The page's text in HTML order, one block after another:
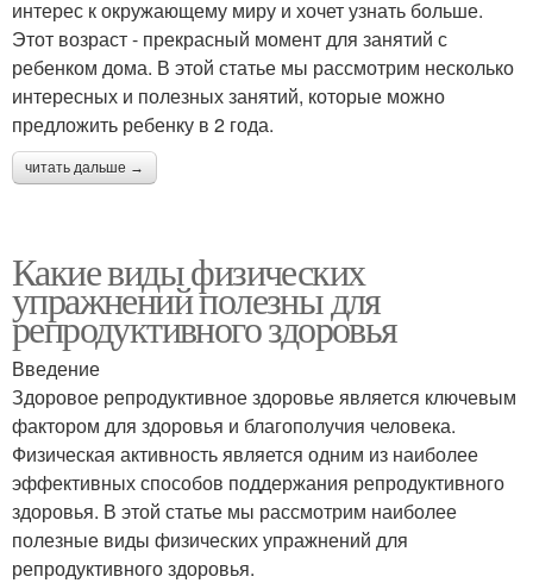
интерес к окружающему миру и хочет узнать больше.
Этот возраст - прекрасный момент для занятий с
ребенком дома. В этой статье мы рассмотрим несколько
интересных и полезных занятий, которые можно
предложить ребенку в 2 года.
читать дальше →
Какие виды физических
упражнений полезны для
репродуктивного здоровья
Введение
Здоровое репродуктивное здоровье является ключевым
фактором для здоровья и благополучия человека.
Физическая активность является одним из наиболее
эффективных способов поддержания репродуктивного
здоровья. В этой статье мы рассмотрим наиболее
полезные виды физических упражнений для
репродуктивного здоровья.